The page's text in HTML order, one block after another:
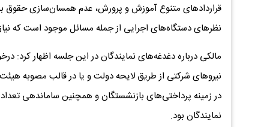
قراردادهای متنوع آموزش و پرورش، عدم همسان‌سازی
نظرهای دستگاه‌های اجرایی از جمله مسائل موجود است که
مالکی درباره دغدغه‌های نمایندگان در این جلسه اظهار کرد:
نیروهای شرکتی از طریق لایحه دولت و یا در قالب مصوبه
نمایندگان بود.